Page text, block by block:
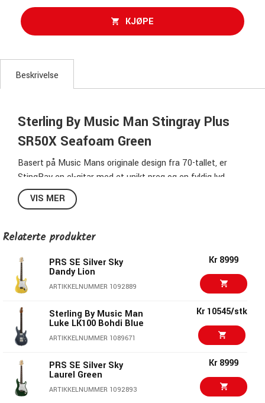
KJØPE
Beskrivelse
Sterling By Music Man Stingray Plus
SR50X Seafoam Green
Basert på Music Mans originale design fra 70-tallet, er
StingRay en el-gitar med et unikt preg og en fyldig lyd.
StingRay-gitaren har doble P90-pickuper, en 3-veis pickup-
bryter, en vibarm i vintagestil og den klassiske Music Man
Poppelkropp
Roasted lønnehals med gripebrett i palisander
5-bolts halsfeste
22 mellomstore bånd, 25,5" skala
Vintage Tremolo
3-veis pickup-bryter
P90 pickuper
VIS MER
Relaterte produkter
PRS SE Silver Sky
Dandy Lion
ARTIKKELNUMMER 1092889
Kr 8999
Sterling By Music Man
Luke LK100 Bohdi Blue
ARTIKKELNUMMER 1089671
Kr 10545/stk
PRS SE Silver Sky
Laurel Green
ARTIKKELNUMMER 1092893
Kr 8999